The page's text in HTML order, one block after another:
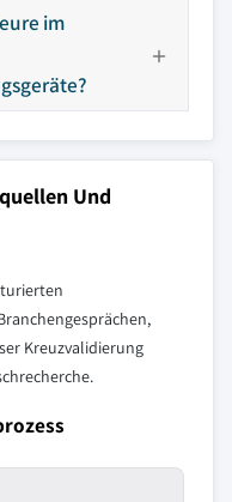
im
Und
Kreuzvalidierung